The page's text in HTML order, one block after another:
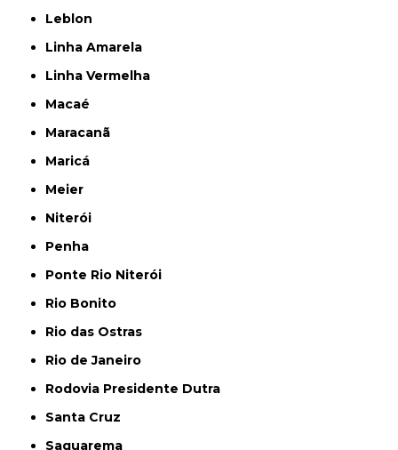
Leblon
Linha Amarela
Linha Vermelha
Macaé
Maracanã
Maricá
Meier
Niterói
Penha
Ponte Rio Niterói
Rio Bonito
Rio das Ostras
Rio de Janeiro
Rodovia Presidente Dutra
Santa Cruz
Saquarema